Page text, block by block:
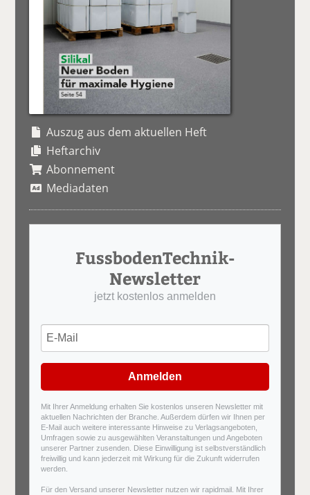
Auszug aus dem aktuellen Heft
Heftarchiv
Abonnement
Mediadaten
FussbodenTechnik-
Newsletter
jetzt kostenlos anmelden
Anmelden
Mit Ihrer Anmeldung erhalten Sie kostenlos unseren Newsletter mit
aktuellen Nachrichten der Branche. Außerdem dürfen wir Ihnen per
E-Mail auch weitere interessante Hinweise zu Verlagsangeboten,
Umfragen sowie zu ausgewählten Veranstaltungen und Angeboten
unserer Partner zusenden. Diese Einwilligung ist selbstverständlich
freiwillig und kann jederzeit mit Wirkung für die Zukunft widerrufen
werden.
Für den Versand unserer Newsletter nutzen wir rapidmail. Mit Ihrer